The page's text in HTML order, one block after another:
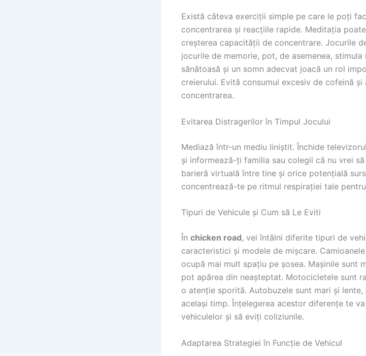
Există câteva exerciții simple pe care le poți
concentrarea și reacțiile rapide. Meditația
creșterea capacității de concentrare. Jocurile
jocurile de memorie, pot, de asemenea,
sănătoasă și un somn adecvat joacă un rol
creierului. Evită consumul excesiv de cofeină
concentrarea.
Evitarea Distragerilor în Timpul Jocului
Mediază într-un mediu liniștit. Închide
și informează-ți familia sau colegii că nu vrei
barieră virtuală între tine și orice potențială
concentrează-te pe ritmul respirației tale
Tipuri de Vehicule și Cum să Le Eviti
În chicken road, vei întâlni diferite tipuri de
caracteristici și modele de mișcare.
ocupă mai mult spațiu pe șosea. Mașinile sunt
pot apărea din neașteptat. Motocicletele sunt
o atenție sporită. Autobuzele sunt mari și
același timp. Înțelegerea acestor diferențe te
vehiculelor și să eviți coliziunile.
Adaptarea Strategiei în Funcție de Vehicul